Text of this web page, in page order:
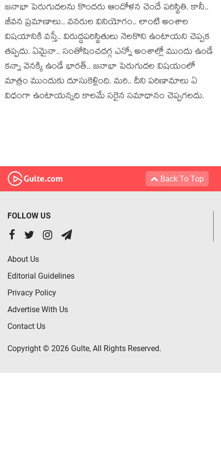
జనాభా పెరుగుదలను కొందరు ఆందోళన చెందే పరిస్థితి. కానీ..
జీవన ప్రమాణాలు.. వనరుల వినియోగం.. లాంటి అంశాల
విషయానికి వస్తే.. విరుద్ధపరిస్థితులు నెలకొని ఉంటాయని చెప్పక
తప్పదు. ఏమైనా.. సంతోషించదగ్గ ఎన్నో అంశాల్లో ముందు ఉండే
కన్నా వెనక్కి ఉండే భారత్.. జనాభా పెరుగుదల విషయంలో
మాత్రం ముందుకు దూసుకెళ్లింది. మరి.. దీని పరిణామాలు ఏ
విధంగా ఉంటాయన్నది కాలమే సరైన సమాధానం చెప్పగలదు.
Back To Top
FOLLOW US
About Us
Editorial Guidelines
Privacy Policy
Advertise With Us
Contact Us
Copyright © 2026 Gulte, All Rights Reserved.